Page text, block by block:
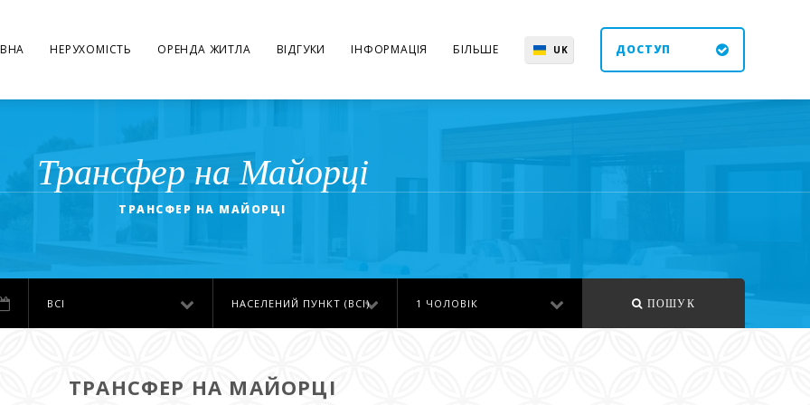
НЕРУХОМІСТЬ ОРЕНДА ЖИТЛА ВІДГУКИ ІНФОРМАЦІЯ БІЛЬШЕ UK ДОСТУП
Трансфер на Майорці
ТРАНСФЕР НА МАЙОРЦІ
ВСІ НАСЕЛЕНИЙ ПУНКТ (ВСІ) 1 ЧОЛОВІК ПОШУК
ТРАНСФЕР НА МАЙОРЦІ